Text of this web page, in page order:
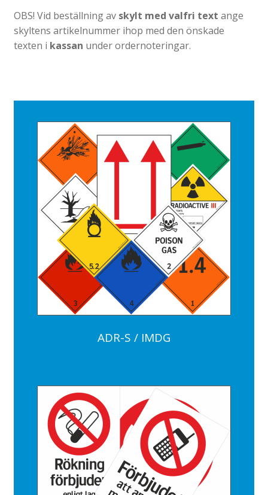
Kontakt
Webbshop
OBS! Vid beställning avskylt med valfri text ange
skyltens artikelnummer ihop med den önskade
texten i kassan under ordernoteringar.
ADR-S / IMDG